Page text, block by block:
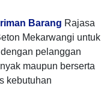
Barang Rajasa
Mekarwangi untuk
pelanggan
maupun berserta
kebutuhan